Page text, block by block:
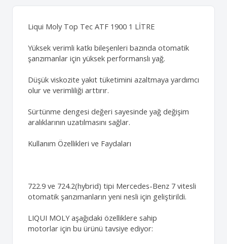
Liqui Moly Top Tec ATF 1900 1 LİTRE
Yüksek verimli katkı bileşenleri bazında otomatik
şanzımanlar için yüksek performanslı yağ.
Düşük viskozite yakıt tüketimini azaltmaya yardımcı
olur ve verimliliği arttırır.
Sürtünme dengesi değeri sayesinde yağ değişim
aralıklarının uzatılmasını sağlar.
Kullanım Özellikleri ve Faydaları
722.9 ve 724.2(hybrid) tipi Mercedes-Benz 7 vitesli
otomatik şanzımanların yeni nesli için geliştirildi.
LIQUI MOLY aşağıdaki özelliklere sahip
motorlar için bu ürünü tavsiye ediyor: